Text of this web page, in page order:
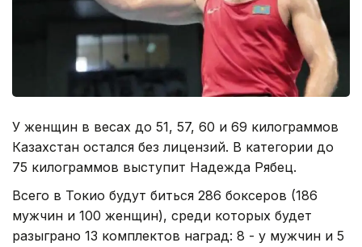
У женщин в весах до 51, 57, 60 и 69 килограммов
Казахстан остался без лицензий. В категории до
75 килограммов выступит Надежда Рябец.
Всего в Токио будут биться 286 боксеров (186
мужчин и 100 женщин), среди которых будет
разыграно 13 комплектов наград: 8 - у мужчин и 5